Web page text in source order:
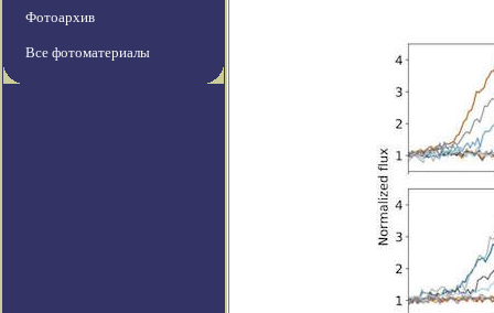
Фотоархив
Все фотоматериалы